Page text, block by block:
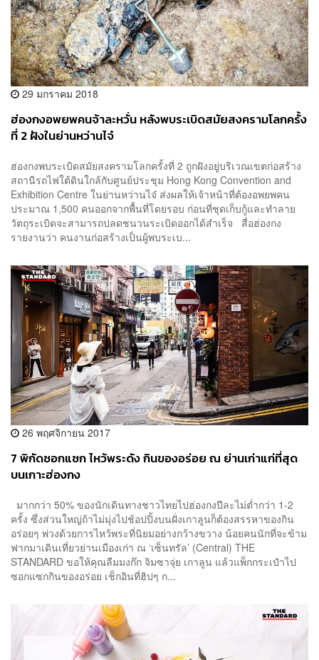
29 มกราคม 2018
ฮ่องกงอพยพคนจ้าละหวั่น หลังพบระเบิดสมัยสงครามโลกครั้ง
ที่ 2 ฝังในย่านหว่านไจ๋
ฮ่องกงพบระเบิดสมัยสงครามโลกครั้งที่ 2 ถูกฝังอยู่บริเวณเขตก่อสร้าง
สถานีรถไฟใต้ดินใกล้กับศูนย์ประชุม Hong Kong Convention and
Exhibition Centre ในย่านหว่านไจ๋ ส่งผลให้เจ้าหน้าที่ต้องอพยพคน
ประมาณ 1,500 คนออกจากพื้นที่โดยรอบ ก่อนที่ชุดเก็บกู้และทำลาย
วัตถุระเบิดจะสามารถปลดชนวนระเบิดออกได้สำเร็จ สื่อฮ่องกง
รายงานว่า คนงานก่อสร้างเป็นผู้พบระเบ...
26 พฤศจิกายน 2017
7 พิกัดซอกแซก ไหว้พระดัง กินของอร่อย ณ ย่านเก่าแก่ที่สุด
บนเกาะฮ่องกง
มากกว่า 50% ของนักเดินทางชาวไทยไปฮ่องกงปีละไม่ต่ำกว่า 1-2
ครั้ง ซึ่งส่วนใหญ่ถ้าไม่มุ่งไปช้อปปิ้งบนฝั่งเกาลูนก็ต้องสรรหาของกิน
อร่อยๆ พ่วงด้วยการไหว้พระที่นิยมอย่างกว้างขวาง น้อยคนนักที่จะข้าม
ฟากมาเดินเที่ยวย่านเมืองเก่า ณ ‘เซ็นทรัล’ (Central) THE
STANDARD ขอให้คุณลืมมงก๊ก จิมซาจุ่ย เกาลูน แล้วแพ็กกระเป๋าไป
ซอกแซกกินของอร่อย เช็กอินที่ฮิปๆ ก...